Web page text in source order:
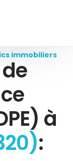
immobiliers
à
: